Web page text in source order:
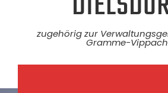
zugehörig zur
Gramme-Vippach